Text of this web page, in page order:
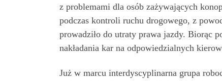
z problemami dla osób zażywających
podczas kontroli ruchu drogowego, z
prowadziło do utraty prawa jazdy. Biorąc
nakładania kar na odpowiedzialnych
Już w marcu interdyscyplinarna grupa